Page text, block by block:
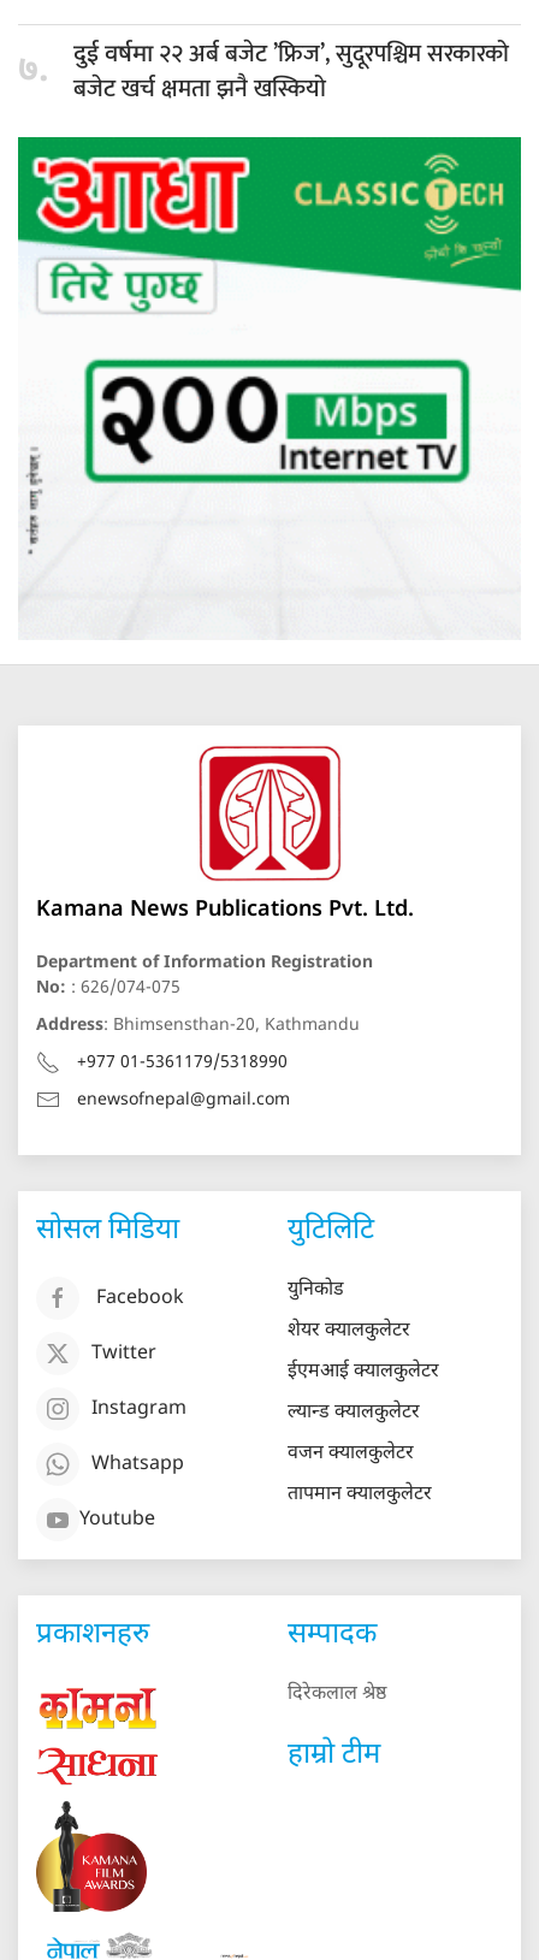
७. दुई वर्षमा२२ अर्ब बजेट ’फ्रिज’, सुदूरपश्चिम सरकारको
बजेट खर्च क्षमता झनै खस्कियो
Kamana News Publications Pvt. Ltd.
Department of Information Registration
No: : 626/074-075
Address: Bhimsensthan-20, Kathmandu
+977 01-5361179/5318990
enewsofnepal@gmail.com
सोसल मिडिया
Facebook
Twitter
Instagram
Whatsapp
Youtube
युटिलिटि
युनिकोड
शेयर क्यालकुलेटर
ईएमआई क्यालकुलेटर
ल्यान्ड क्यालकुलेटर
वजन क्यालकुलेटर
तापमान क्यालकुलेटर
प्रकाशनहरु सम्पादक
दिरेकलाल श्रेष्ठ
हाम्रो टीम